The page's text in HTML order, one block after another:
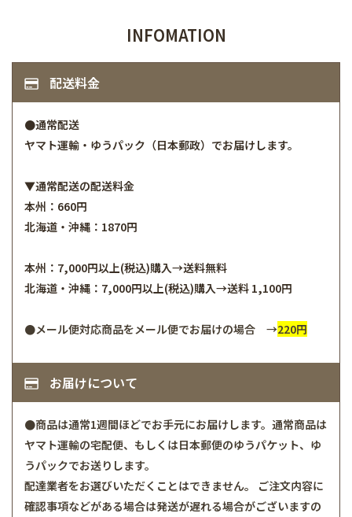
INFOMATION
配送料金
●通常配送
ヤマト運輸・ゆうパック（日本郵政）でお届けします。
▼通常配送の配送料金
本州：660円
北海道・沖縄：1870円
本州：7,000円以上(税込)購入→送料無料
北海道・沖縄：7,000円以上(税込)購入→送料 1,100円
●メール便対応商品をメール便でお届けの場合 →220円
お届けについて
●商品は通常1週間ほどでお手元にお届けします。通常商品は
ヤマト運輸の宅配便、もしくは日本郵便のゆうパケット、ゆ
うパックでお送りします。
配達業者をお選びいただくことはできません。 ご注文内容に
確認事項などがある場合は発送が遅れる場合がございますの